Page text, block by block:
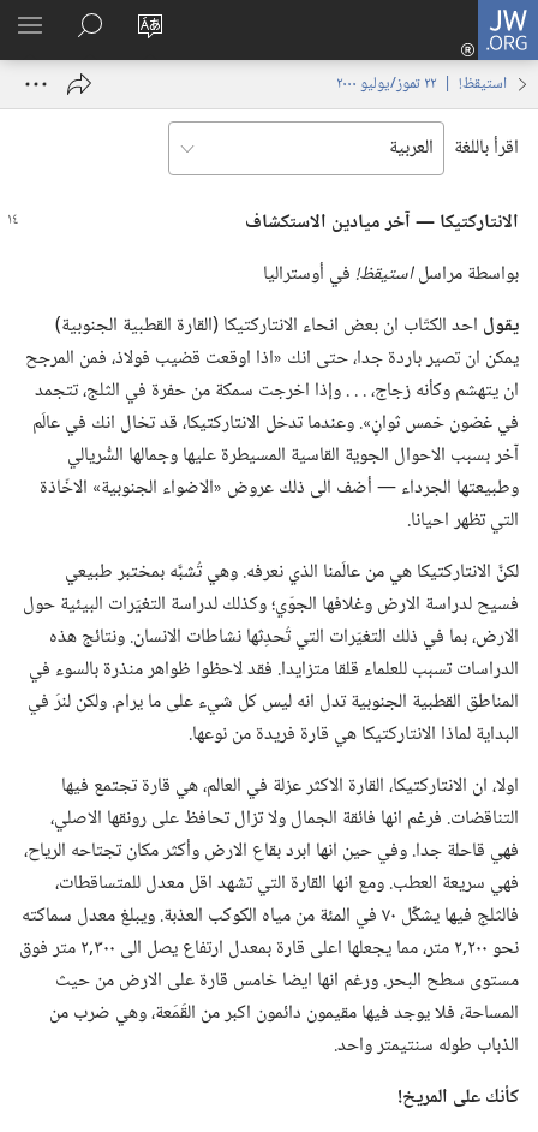
JW.ORG
تغيير
الموقع
تسجيل
الدخول
نافذة
البحث
في
JW.‎ORG
استيقظ‏!‏ | ‏‎٢٢‏ ‏‎تموز/يوليو‏ ‎٢٠٠٠
اقرأ باللغة
الانتاركتيكا —‏ آخر ميادين الاستكشاف
بواسطة مراسلاستيقظ!‏ في أوستراليا
يقول احد الكتّاب ان بعض انحاء الانتاركتيكا (‏القارة القطبية الجنوبية)‏
يمكن ان تصير باردة جدا،‏ حتى انك «اذا اوقعت قضيب فولاذ،‏ فمن المرجح
ان يتهشم وكأنه زجاج،‏ .‏ .‏ .‏ وإذا اخرجت سمكة من حفرة في الثلج،‏ تتجمد
في غضون خمس ثوانٍ».‏ وعندما تدخل الانتاركتيكا،‏ قد تخال انك في عالَم
آخر بسبب الاحوال الجوية القاسية المسيطرة عليها وجمالها السُّريالي
وطبيعتها الجرداء —‏ أضف الى ذلك عروض «الاضواء الجنوبية» الاخّاذة
التي تظهر احيانا.‏
لكنَّ الانتاركتيكا هي من عالَمنا الذي نعرفه.‏ وهي تُشبَّه بمختبر طبيعي
فسيح لدراسة الارض وغلافها الجوّي؛‏ وكذلك لدراسة التغيّرات البيئية حول
الارض،‏ بما في ذلك التغيّرات التي تُحدِثها نشاطات الانسان.‏ ونتائج هذه
الدراسات تسبب للعلماء قلقا متزايدا.‏ فقد لاحظوا ظواهر منذرة بالسوء في
المناطق القطبية الجنوبية تدل انه ليس كل شيء على ما يرام.‏ ولكن لنرَ في
البداية لماذا الانتاركتيكا هي قارة فريدة من نوعها.‏
اولا،‏ ان الانتاركتيكا،‏ القارة الاكثر عزلة في العالم،‏ هي قارة تجتمع فيها
التناقضات.‏ فرغم انها فائقة الجمال ولا تزال تحافظ على رونقها الاصلي،‏
فهي قاحلة جدا.‏ وفي حين انها ابرد بقاع الارض وأكثر مكان تجتاحه الرياح،‏
فهي سريعة العطب.‏ ومع انها القارة التي تشهد اقل معدل للمتساقطات،‏
فالثلج فيها يشكِّل ٧٠ في المئة من مياه الكوكب العذبة.‏ ويبلغ معدل سماكته
نحو ٢٠٠‏,٢ متر،‏ مما يجعلها اعلى قارة بمعدل ارتفاع يصل الى ٣٠٠‏,٢ متر فوق
مستوى سطح البحر.‏ ورغم انها ايضا خامس قارة على الارض من حيث
المساحة،‏ فلا يوجد فيها مقيمون دائمون اكبر من القَمَعة،‏ وهي ضرب من
الذباب طوله سنتيمتر واحد.‏
كأنك على المريخ!‏